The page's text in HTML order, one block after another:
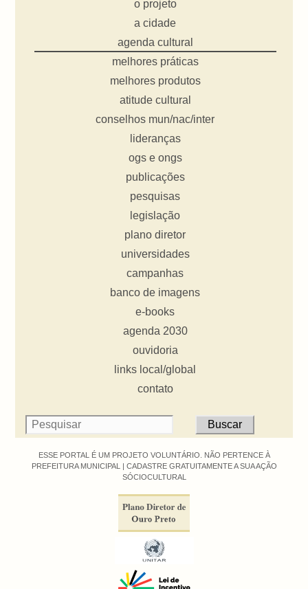
o projeto
a cidade
agenda cultural
melhores práticas
melhores produtos
atitude cultural
conselhos mun/nac/inter
lideranças
ogs e ongs
publicações
pesquisas
legislação
plano diretor
universidades
campanhas
banco de imagens
e-books
agenda 2030
ouvidoria
links local/global
contato
ESSE PORTAL É UM PROJETO VOLUNTÁRIO. NÃO PERTENCE À
PREFEITURA MUNICIPAL | CADASTRE GRATUITAMENTE A SUA AÇÃO
SÓCIOCULTURAL